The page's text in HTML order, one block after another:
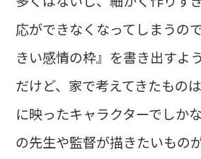
応ができなくなってしまうの
きい感情の枠』を書き出すよ
だけど、家で考えてきたもの
に映ったキャラクターでしか
の先生や監督が描きたいもの